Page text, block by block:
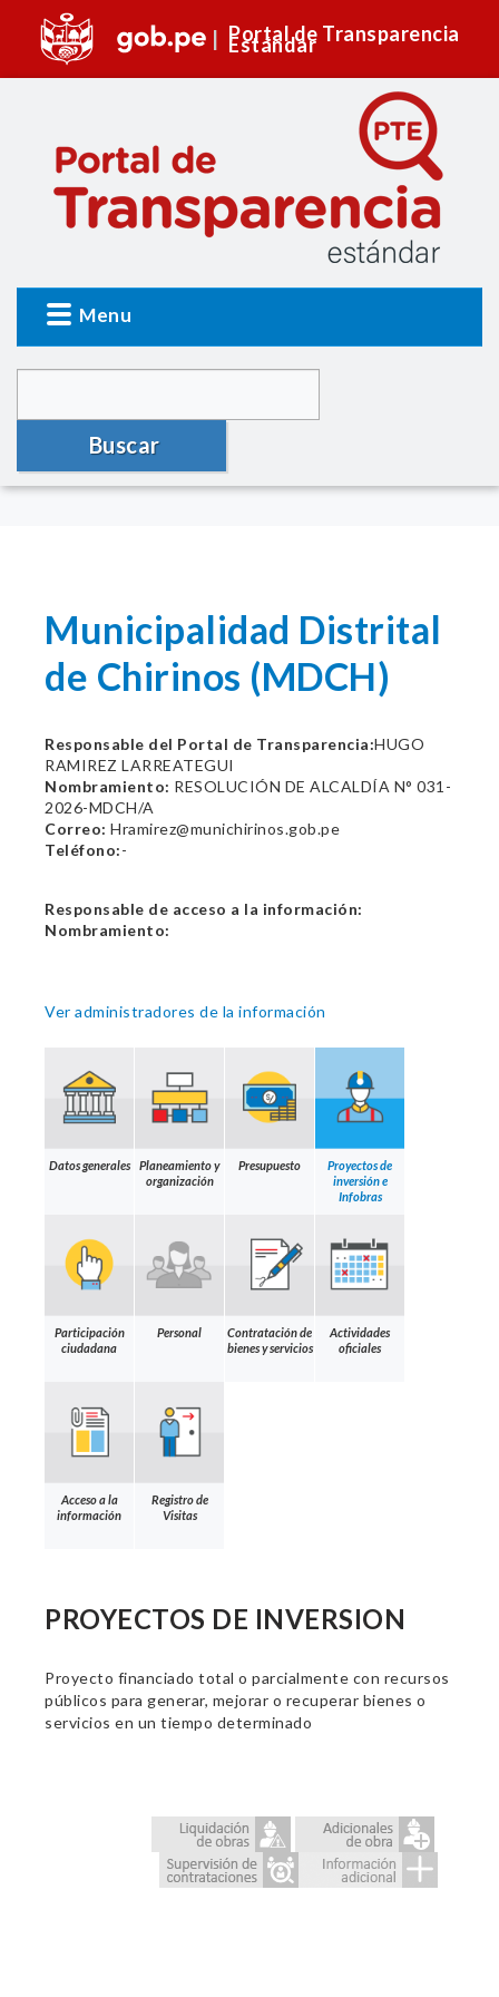
Portal de Transparencia
Estándar
Menu
Buscar
Municipalidad Distrital
de Chirinos (MDCH)
Responsable del Portal de Transparencia:HUGO
RAMIREZ LARREATEGUI
Nombramiento: RESOLUCIÓN DE ALCALDÍA N° 031-
2026-MDCH/A
Correo: Hramirez@munichirinos.gob.pe
Teléfono:-
Responsable de acceso a la información:
Nombramiento:
Ver administradores de la información
Datos generales
Planeamiento y
organización
Presupuesto
Proyectos de
inversión e
Infobras
Participación
ciudadana
Personal
Contratación de
bienes y servicios
Actividades
oficiales
Acceso a la
información
Registro de
Visitas
PROYECTOS DE INVERSION
Proyecto financiado total o parcialmente con recursos
públicos para generar, mejorar o recuperar bienes o
servicios en un tiempo determinado